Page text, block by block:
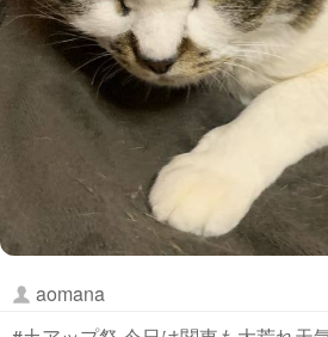
aomana